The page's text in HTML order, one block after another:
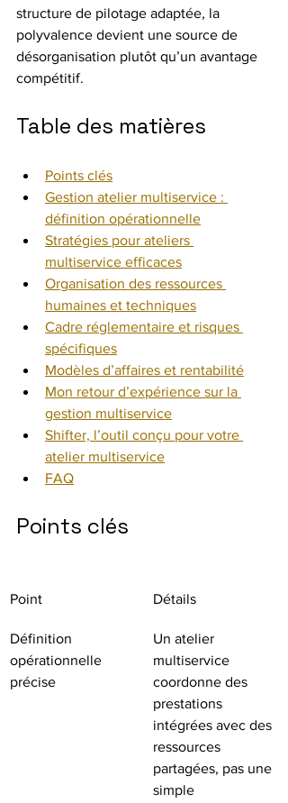
structure de pilotage adaptée, la
polyvalence devient une source de
désorganisation plutôt qu’un avantage
compétitif.
Table des matières
Points clés
Gestion atelier multiservice :
définition opérationnelle
Stratégies pour ateliers
multiservice efficaces
Organisation des ressources
humaines et techniques
Cadre réglementaire et risques
spécifiques
Modèles d’affaires et rentabilité
Mon retour d’expérience sur la
gestion multiservice
Shifter, l’outil conçu pour votre
atelier multiservice
FAQ
Points clés
Point Détails
Définition
opérationnelle
précise
Un atelier
multiservice
coordonne des
prestations
intégrées avec des
ressources
partagées, pas une
simple